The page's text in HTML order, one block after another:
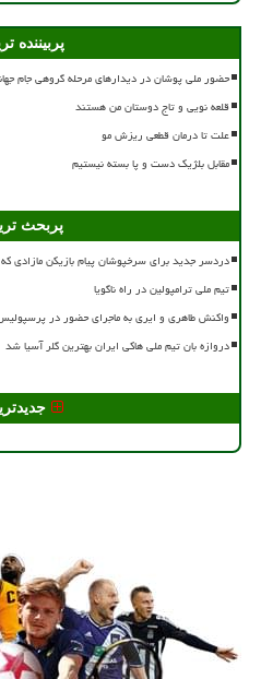
پربیننده
حضور ملی پوشان در دیدارهای مرحله گروهی جام
قلعه نویی و تاج دوستان من هستند
علت تا درمان قطعی ریزش مو
مقابل بلژیک دست و پا بسته نیستیم
پربحث
دردسر جدید برای سرخپوشان پیام بازیکن مازادی
تیم ملی ترامپولین در راه ناگویا
واکنش طاهری و ایری به ماجرای حضور در
دروازه بان تیم ملی هاکی ایران بهترین گلر آسیا شد